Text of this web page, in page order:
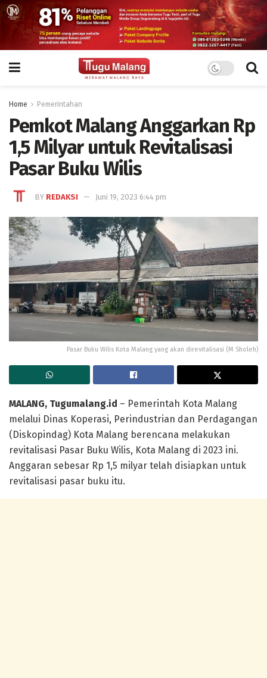
Home Pemerintahan
Pemkot Malang Anggarkan Rp
1,5 Milyar untuk Revitalisasi
Pasar Buku Wilis
BY REDAKSI Juni 19, 2023 6:44 pm
Pasar Buku Wilis Kota Malang yang akan direvitalisasi (M Sholeh)
MALANG, Tugumalang.id – Pemerintah Kota Malang
melalui Dinas Koperasi, Perindustrian dan Perdagangan
(Diskopindag) Kota Malang berencana melakukan
revitalisasi Pasar Buku Wilis, Kota Malang di 2023 ini.
Anggaran sebesar Rp 1,5 milyar telah disiapkan untuk
revitalisasi pasar buku itu.